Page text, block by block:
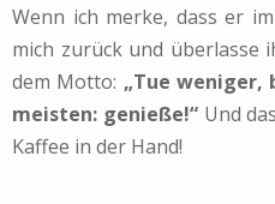
Wenn ich merke, dass er
mich zurück und überlasse
dem Motto: „Tue weniger,
meisten: genieße!“ Und
Kaffee in der Hand!